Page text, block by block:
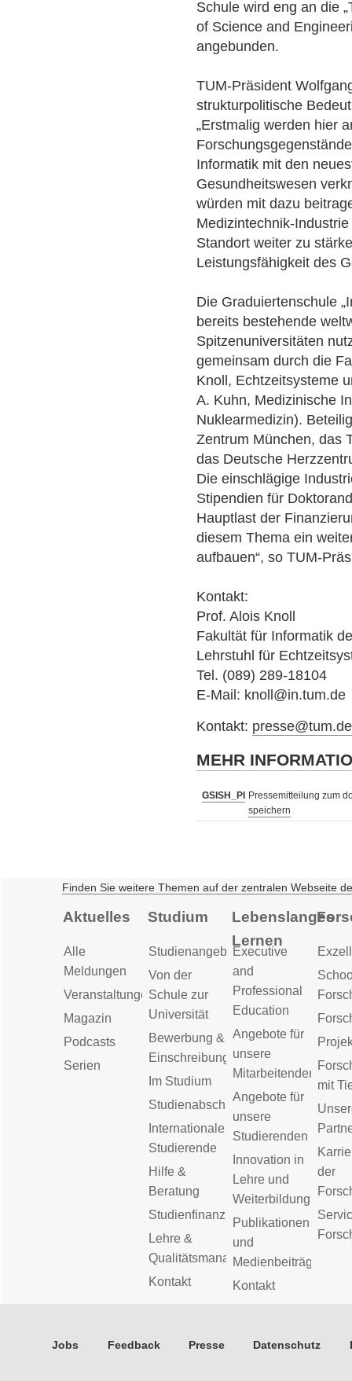
Schule wird eng an die
of Science and
angebunden.
TUM-Präsident
strukturpolitische
„Erstmalig werden hier
Informatik mit den
Gesundheitswesen
würden mit dazu
Medizintechnik-
Standort weiter zu
Leistungsfähigkeit des
Die Graduiertenschule
bereits bestehende
Spitzenuniversitäten
gemeinsam durch die
Knoll, Echtzeitsysteme
A. Kuhn, Medizinische
Nuklearmedizin).
Zentrum München, das
das Deutsche
Die einschlägige
Stipendien für
Hauptlast der
diesem Thema ein
aufbauen“, so TUM-
Kontakt:
Prof. Alois Knoll
Fakultät für Informatik
Lehrstuhl für
Tel. (089) 289-18104
E-Mail: knoll@in.tum.de
Kontakt: presse@tum.de
MEHR
GSISH_PI
Pressemitteilung zum
speichern
Finden Sie weitere Themen auf der zentralen Webseite
Aktuelles
Alle
Meldungen
Veranstaltungen
Magazin
Podcasts
Serien
Studium
Studienangebot
Von der
Schule zur
Universität
Bewerbung &
Einschreibung
Im Studium
Studienabschluss
Internationale
Studierende
Hilfe &
Beratung
Studienfinanzierung
Lehre &
Qualitätsmanagement
Kontakt
Lebenslanges
Lernen
Executive
and
Professional
Education
Angebote für
unsere
Mitarbeitenden
Angebote für
unsere
Studierenden
Innovation in
Lehre und
Weiterbildung
Publikationen
und
Medienbeiträge
Kontakt
mit
der
Jobs Feedback Presse Datenschutz